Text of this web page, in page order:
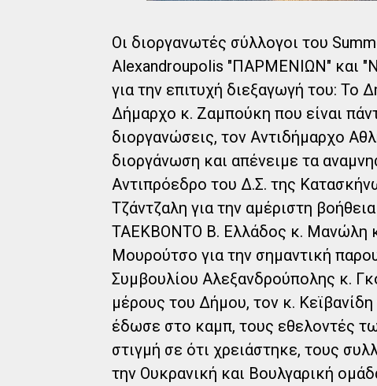
Οι διοργανωτές σύλλογοι του
Alexandroupolis "ΠΑΡΜΕΝΙΩΝ" και
για την επιτυχή διεξαγωγή του:
Δήμαρχο κ. Ζαμπούκη που είναι
διοργανώσεις, τον Αντιδήμαρχο
διοργάνωση και απένειμε τα
Αντιπρόεδρο του Δ.Σ. της
Τζάντζαλη για την αμέριστη
ΤΑΕΚΒΟΝΤΟ Β. Ελλάδος κ. Μανώλη
Μουρούτσο για την σημαντική
Συμβουλίου Αλεξανδρούπολης κ.
μέρους του Δήμου, τον κ.
έδωσε στο καμπ, τους εθελοντές
στιγμή σε ότι χρειάστηκε, τους
την Ουκρανική και Βουλγαρική